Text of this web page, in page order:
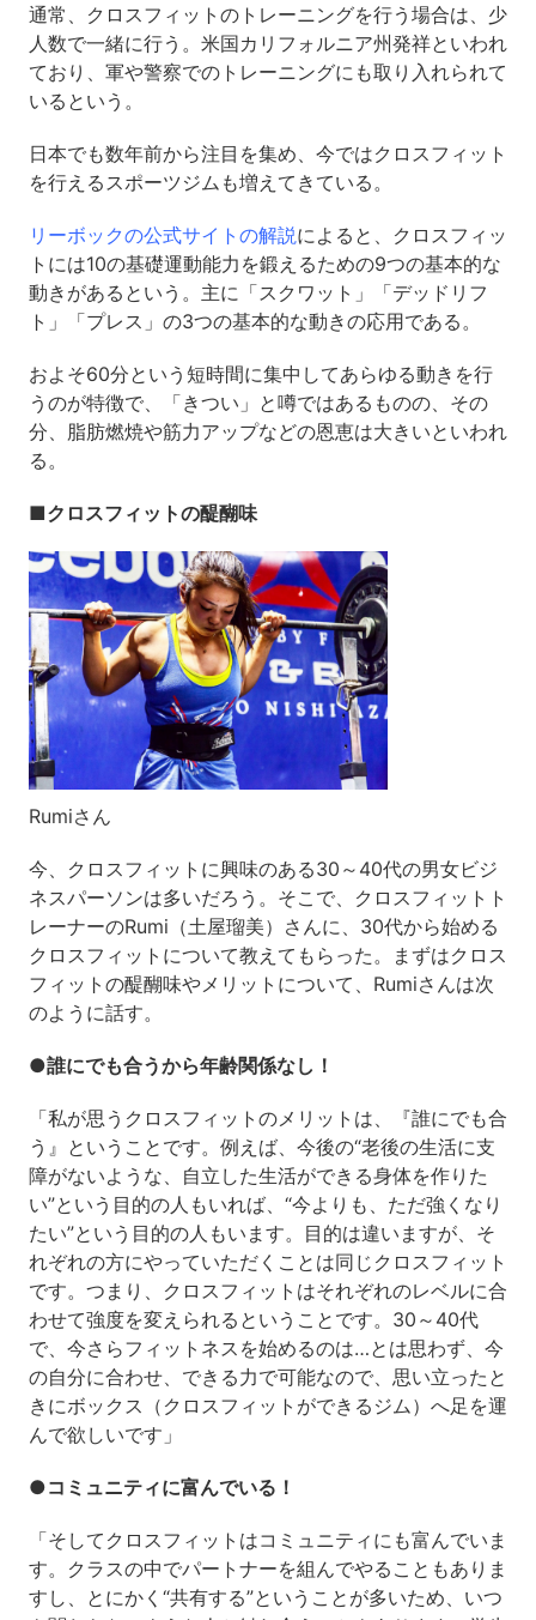
通常、クロスフィットのトレーニングを行う場合は、少
人数で一緒に行う。米国カリフォルニア州発祥といわれ
ており、軍や警察でのトレーニングにも取り入れられて
いるという。
日本でも数年前から注目を集め、今ではクロスフィット
を行えるスポーツジムも増えてきている。
リーボックの公式サイトの解説によると、クロスフィッ
トには10の基礎運動能力を鍛えるための9つの基本的な
動きがあるという。主に「スクワット」「デッドリフ
ト」「プレス」の3つの基本的な動きの応用である。
およそ60分という短時間に集中してあらゆる動きを行
うのが特徴で、「きつい」と噂ではあるものの、その
分、脂肪燃焼や筋力アップなどの恩恵は大きいといわれ
る。
■クロスフィットの醍醐味
Rumiさん
今、クロスフィットに興味のある30～40代の男女ビジ
ネスパーソンは多いだろう。そこで、クロスフィットト
レーナーのRumi（土屋瑠美）さんに、30代から始める
クロスフィットについて教えてもらった。まずはクロス
フィットの醍醐味やメリットについて、Rumiさんは次
のように話す。
●誰にでも合うから年齢関係なし！
「私が思うクロスフィットのメリットは、『誰にでも合
う』ということです。例えば、今後の“老後の生活に支
障がないような、自立した生活ができる身体を作りた
い”という目的の人もいれば、“今よりも、ただ強くなり
たい”という目的の人もいます。目的は違いますが、そ
れぞれの方にやっていただくことは同じクロスフィット
です。つまり、クロスフィットはそれぞれのレベルに合
わせて強度を変えられるということです。30～40代
で、今さらフィットネスを始めるのは…とは思わず、今
の自分に合わせ、できる力で可能なので、思い立ったと
きにボックス（クロスフィットができるジム）へ足を運
んで欲しいです」
●コミュニティに富んでいる！
「そしてクロスフィットはコミュニティにも富んでいま
す。クラスの中でパートナーを組んでやることもありま
すし、とにかく“共有する”ということが多いため、いつ